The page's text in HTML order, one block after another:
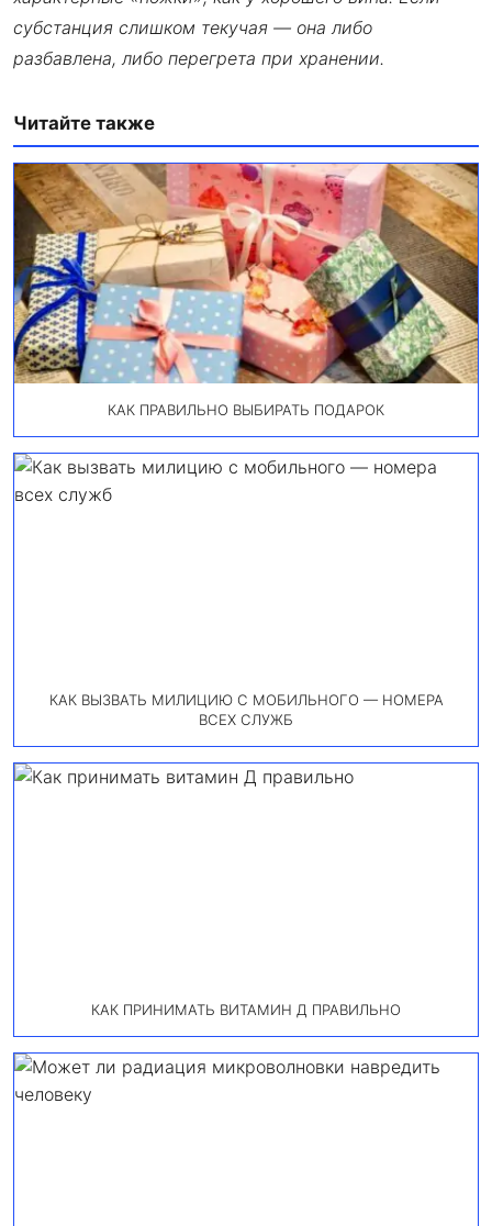
субстанция слишком текучая — она либо
разбавлена, либо перегрета при хранении.
Читайте также
КАК ПРАВИЛЬНО ВЫБИРАТЬ ПОДАРОК
КАК ВЫЗВАТЬ МИЛИЦИЮ С МОБИЛЬНОГО — НОМЕРА
ВСЕХ СЛУЖБ
КАК ПРИНИМАТЬ ВИТАМИН Д ПРАВИЛЬНО